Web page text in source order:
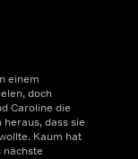
einem
doch
Caroline die
heraus, dass sie
Kaum hat
nächste